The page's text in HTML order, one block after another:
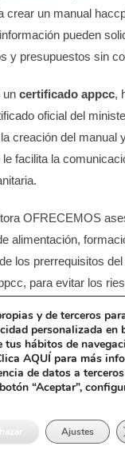
crear un manual
pueden
y presupuestos sin
un certificado appcc,
oficial del
creación del manual
facilita la
OFRECEMOS
alimentación,
los prerrequisitos
para evitar los
su empresa los pcc
un servicio con
está el control y
junto con el
y de terceros
personalizada en
hábitos de
AQUÍ para más
de datos a
“Aceptar”,
Ajustes